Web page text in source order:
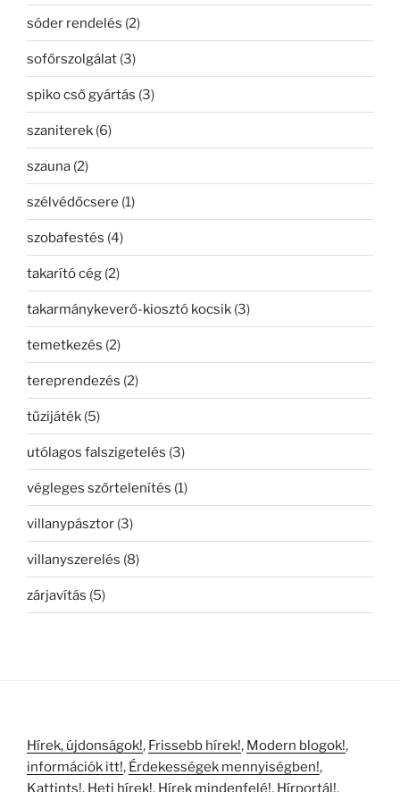
sóder rendelés (2)
sofőrszolgálat (3)
spiko cső gyártás (3)
szaniterek (6)
szauna (2)
szélvédőcsere (1)
szobafestés (4)
takarító cég (2)
takarmánykeverő-kiosztó kocsik (3)
temetkezés (2)
tereprendezés (2)
tűzijáték (5)
utólagos falszigetelés (3)
végleges szőrtelenítés (1)
villanypásztor (3)
villanyszerelés (8)
zárjavítás (5)
Hírek, újdonságok!, Frissebb hírek!, Modern blogok!,
információk itt!, Érdekességek mennyiségben!,